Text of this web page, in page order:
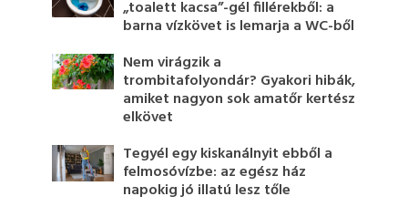
„toalett kacsa”-gél fillérekből: a
barna vízkövet is lemarja a WC-ből
Nem virágzik a
trombitafolyondár? Gyakori hibák,
amiket nagyon sok amatőr kertész
elkövet
Tegyél egy kiskanálnyit ebből a
felmosóvízbe: az egész ház
napokig jó illatú lesz tőle